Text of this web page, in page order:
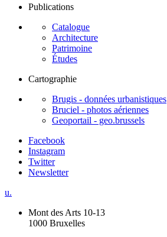
Publications
Catalogue
Architecture
Patrimoine
Études
Cartographie
Brugis - données urbanistiques
Bruciel - photos aériennes
Geoportail - geo.brussels
Facebook
Instagram
Twitter
Newsletter
u.
Mont des Arts 10-13
1000 Bruxelles